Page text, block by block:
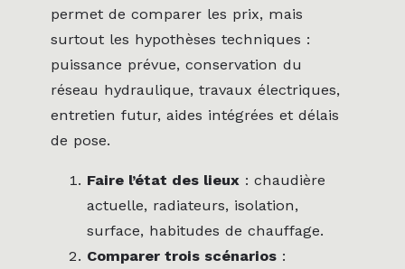
permet de comparer les prix, mais
surtout les hypothèses techniques :
puissance prévue, conservation du
réseau hydraulique, travaux électriques,
entretien futur, aides intégrées et délais
de pose.
Faire l’état des lieux : chaudière
actuelle, radiateurs, isolation,
surface, habitudes de chauffage.
Comparer trois scénarios :